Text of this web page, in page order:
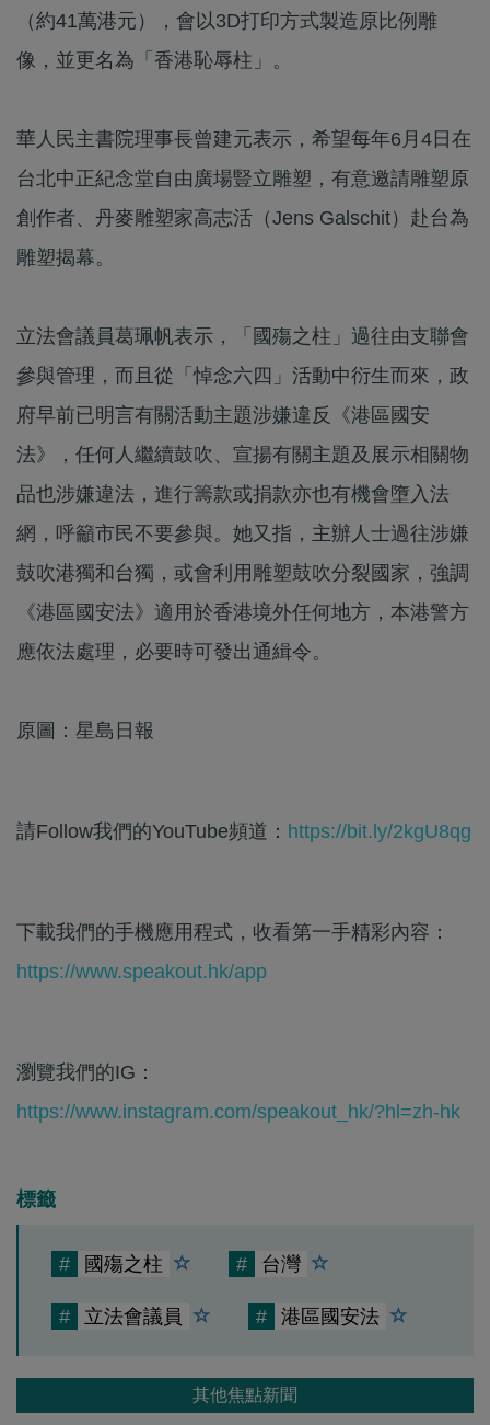
（約41萬港元），會以3D打印方式製造原比例雕
像，並更名為「香港恥辱柱」。
華人民主書院理事長曾建元表示，希望每年6月4日在
台北中正紀念堂自由廣場豎立雕塑，有意邀請雕塑原
創作者、丹麥雕塑家高志活（Jens Galschit）赴台為
雕塑揭幕。
立法會議員葛珮帆表示，「國殤之柱」過往由支聯會
參與管理，而且從「悼念六四」活動中衍生而來，政
府早前已明言有關活動主題涉嫌違反《港區國安
法》，任何人繼續鼓吹、宣揚有關主題及展示相關物
品也涉嫌違法，進行籌款或捐款亦也有機會墮入法
網，呼籲市民不要參與。她又指，主辦人士過往涉嫌
鼓吹港獨和台獨，或會利用雕塑鼓吹分裂國家，強調
《港區國安法》適用於香港境外任何地方，本港警方
應依法處理，必要時可發出通緝令。
原圖：星島日報
請Follow我們的YouTube頻道： https://bit.ly/2kgU8qg
下載我們的手機應用程式，收看第一手精彩內容：
https://www.speakout.hk/app
瀏覽我們的IG：
https://www.instagram.com/speakout_hk/?hl=zh-hk
標籤
# 國殤之柱 # 台灣
# 立法會議員 # 港區國安法
其他焦點新聞